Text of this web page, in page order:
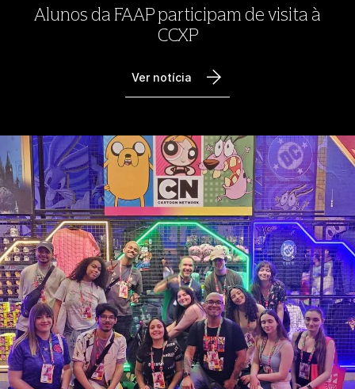
Alunos da FAAP participam de visita à
CCXP
Ver notícia